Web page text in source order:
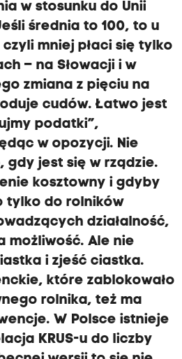
w stosunku do Unii
średnia to 100, to u
mniej płaci się tylko
– na Słowacji i w
zmiana z pięciu na
cudów. Łatwo jest
podatki”,
w opozycji. Nie
gdy jest się w rządzie.
kosztowny i gdyby
tylko do rolników
działalność,
możliwość. Ale nie
i zjeść ciastka.
które zablokowało
rolnika, też ma
W Polsce istnieje
KRUS-u do liczby